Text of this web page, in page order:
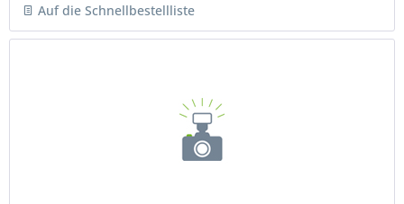
Auf die Schnellbestellliste